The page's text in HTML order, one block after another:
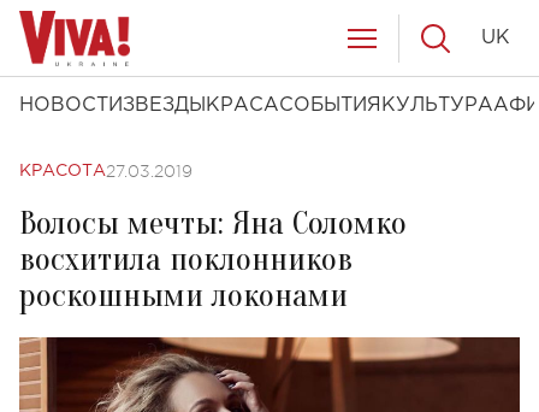
НОВОСТИ ЗВЕЗДЫ КРАСАСОБЫТИЯ КУЛЬТУРА
UK
КРАСОТА27.03.2019
Волосы мечты: Яна Соломко
восхитила поклонников
роскошными локонами